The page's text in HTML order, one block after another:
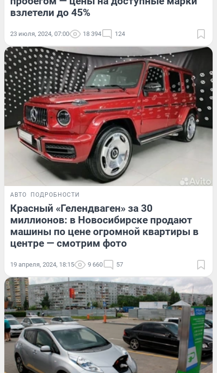
взлетели до 45%
23 июля, 2024, 07:00 18 394 124
АВТО ПОДРОБНОСТИ
Красный «Гелендваген» за 30
миллионов: в Новосибирске продают
машины по цене огромной квартиры в
центре — смотрим фото
19 апреля, 2024, 18:15 9 660 57